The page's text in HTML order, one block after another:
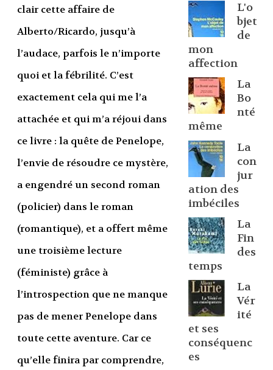
clair cette affaire de
Alberto/Ricardo, jusqu’à
l’audace, parfois le n’importe
quoi et la fébrilité. C’est
exactement cela qui me l’a
attachée et qui m’a réjoui dans
ce livre : la quête de Penelope,
l’envie de résoudre ce mystère,
a engendré un second roman
(policier) dans le roman
(romantique), et a offert même
une troisième lecture
(féministe) grâce à
l’introspection que ne manque
pas de mener Penelope dans
toute cette aventure. Car ce
qu’elle finira par comprendre,
L'o
bjet
de
mon
affection
La
Bo
nté
même
La
con
jur
ation des
imbéciles
La
Fin
des
temps
La
Vér
ité
et ses
conséquenc
es